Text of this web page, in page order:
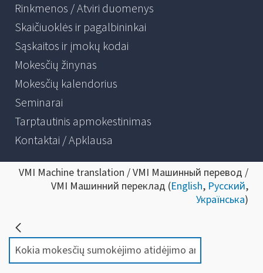
Rinkmenos / Atviri duomenys
Skaičiuoklės ir pagalbininkai
Sąskaitos ir įmokų kodai
Mokesčių žinynas
Mokesčių kalendorius
Seminarai
Tarptautinis apmokestinimas
Kontaktai / Apklausa
VMI Machine translation / VMI Машинный перевод /
VMI Машинний переклад (English, Русский,
Українська)